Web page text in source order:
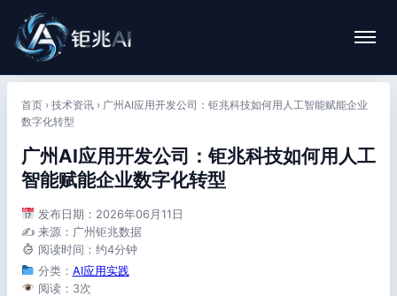
首页 › 技术资讯 › 广州AI应用开发公司：钜兆科技如何用人工智能赋能企业
数字化转型
广州AI应用开发公司：钜兆科技如何用人工
智能赋能企业数字化转型
发布日期：2026年06月11日
✍️ 来源：广州钜兆数据
阅读时间：约4分钟
分类： AI应用实践
阅读：3次